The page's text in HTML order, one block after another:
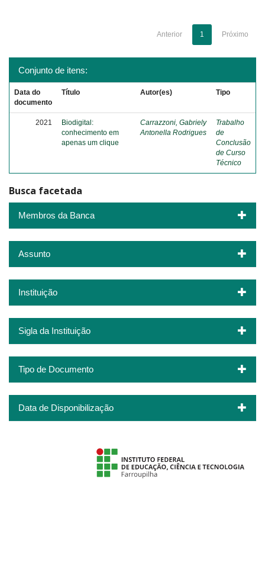
Anterior 1 Próximo
Conjunto de itens:
Data do
documento
Título Autor(es) Tipo
2021
Biodigital:
conhecimento em
apenas um clique
Carrazzoni, Gabriely
Antonella Rodrigues
Trabalho
de
Conclusão
de Curso
Técnico
Busca facetada
Membros da Banca
Assunto
Instituição
Sigla da Instituição
Tipo de Documento
Data de Disponibilização